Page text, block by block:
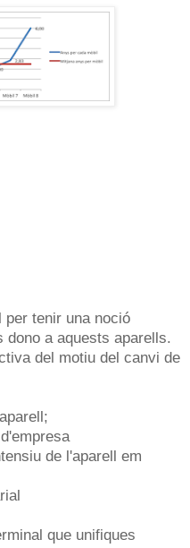
tenir una noció
dono a aquests aparells.
del motiu del canvi de
de l'aparell em
que unifiques